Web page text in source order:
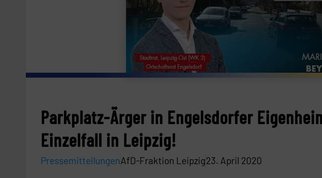
Parkplatz-Ärger in Engelsdorfer
Einzelfall in Leipzig!
PressemitteilungenAfD-Fraktion Leipzig23. April 2020